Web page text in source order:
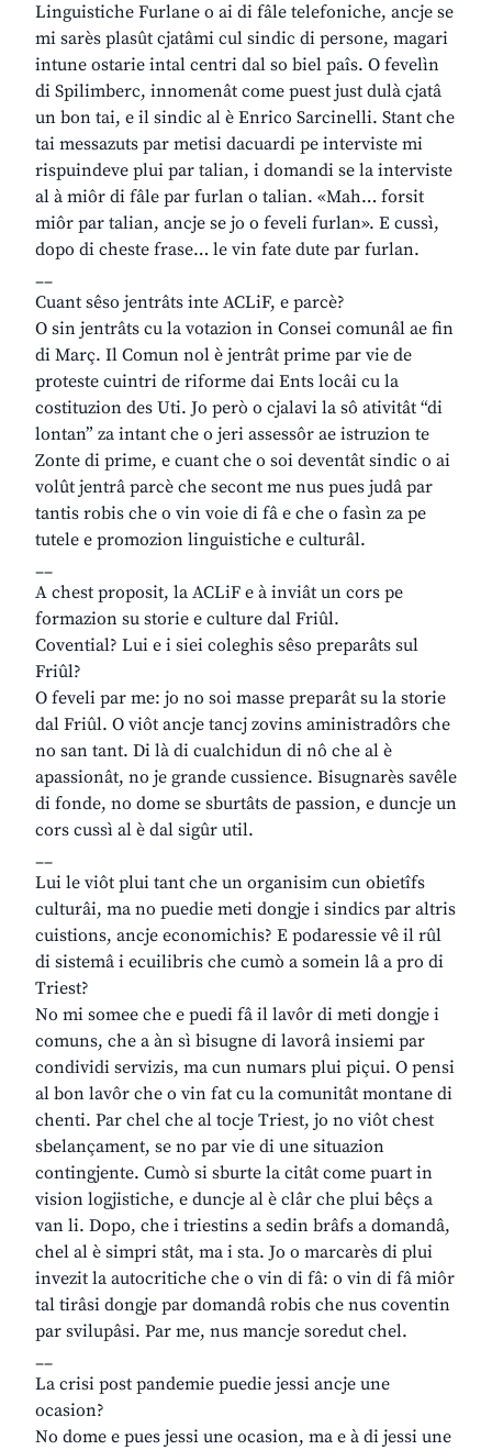
Linguistiche Furlane o ai di fâle telefoniche, ancje se
mi sarès plasût cjatâmi cul sindic di persone, magari
intune ostarie intal centri dal so biel paîs. O fevelìn
di Spilimberc, innomenât come puest just dulà cjatâ
un bon tai, e il sindic al è Enrico Sarcinelli. Stant che
tai messazuts par metisi dacuardi pe interviste mi
rispuindeve plui par talian, i domandi se la interviste
al à miôr di fâle par furlan o talian. «Mah… forsit
miôr par talian, ancje se jo o feveli furlan». E cussì,
dopo di cheste frase… le vin fate dute par furlan.
__
Cuant sêso jentrâts inte ACLiF, e parcè?
O sin jentrâts cu la votazion in Consei comunâl ae fin
di Març. Il Comun nol è jentrât prime par vie de
proteste cuintri de riforme dai Ents locâi cu la
costituzion des Uti. Jo però o cjalavi la sô ativitât “di
lontan” za intant che o jeri assessôr ae istruzion te
Zonte di prime, e cuant che o soi deventât sindic o ai
volût jentrâ parcè che secont me nus pues judâ par
tantis robis che o vin voie di fâ e che o fasìn za pe
tutele e promozion linguistiche e culturâl.
__
A chest proposit, la ACLiF e à inviât un cors pe
formazion su storie e culture dal Friûl.
Covential? Lui e i siei coleghis sêso preparâts sul
Friûl?
O feveli par me: jo no soi masse preparât su la storie
dal Friûl. O viôt ancje tancj zovins aministradôrs che
no san tant. Di là di cualchidun di nô che al è
apassionât, no je grande cussience. Bisugnarès savêle
di fonde, no dome se sburtâts de passion, e duncje un
cors cussì al è dal sigûr util.
__
Lui le viôt plui tant che un organisim cun obietîfs
culturâi, ma no puedie meti dongje i sindics par altris
cuistions, ancje economichis? E podaressie vê il rûl
di sistemâ i ecuilibris che cumò a somein lâ a pro di
Triest?
No mi somee che e puedi fâ il lavôr di meti dongje i
comuns, che a àn sì bisugne di lavorâ insiemi par
condividi servizis, ma cun numars plui piçui. O pensi
al bon lavôr che o vin fat cu la comunitât montane di
chenti. Par chel che al tocje Triest, jo no viôt chest
sbelançament, se no par vie di une situazion
contingjente. Cumò si sburte la citât come puart in
vision logjistiche, e duncje al è clâr che plui bêçs a
van li. Dopo, che i triestins a sedin brâfs a domandâ,
chel al è simpri stât, ma i sta. Jo o marcarès di plui
invezit la autocritiche che o vin di fâ: o vin di fâ miôr
tal tirâsi dongje par domandâ robis che nus coventin
par svilupâsi. Par me, nus mancje soredut chel.
__
La crisi post pandemie puedie jessi ancje une
ocasion?
No dome e pues jessi une ocasion, ma e à di jessi une